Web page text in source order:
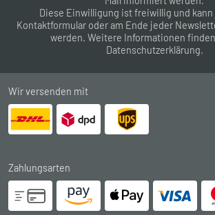
Diese Einwilligung ist freiwillig und
Kontaktformular oder am Ende jeder
werden. Weitere Informationen
Datenschutzerklärung.
Wir versenden mit
Zahlungsarten